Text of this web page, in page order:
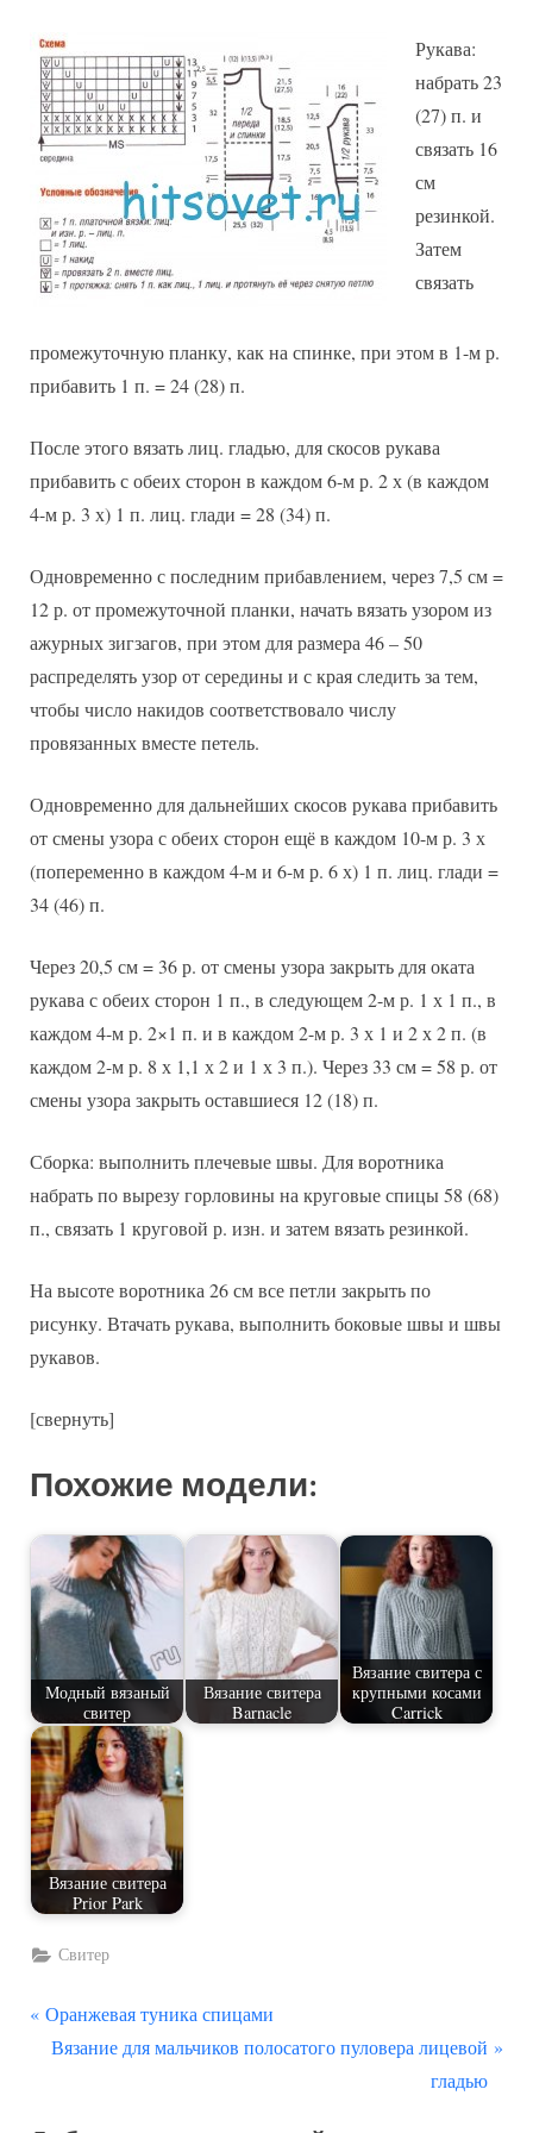
Рукава:
набрать 23
(27) п. и
связать 16
см
резинкой.
Затем
связать
промежуточную планку, как на спинке, при этом в 1-м р.
прибавить 1 п. = 24 (28) п.
После этого вязать лиц. гладью, для скосов рукава
прибавить с обеих сторон в каждом 6-м р. 2 х (в каждом
4-м р. 3 х) 1 п. лиц. глади = 28 (34) п.
Одновременно с последним прибавлением, через 7,5 см =
12 р. от промежуточной планки, начать вязать узором из
ажурных зигзагов, при этом для размера 46 – 50
распределять узор от середины и с края следить за тем,
чтобы число накидов соответствовало числу
провязанных вместе петель.
Одновременно для дальнейших скосов рукава прибавить
от смены узора с обеих сторон ещё в каждом 10-м р. 3 х
(попеременно в каждом 4-м и 6-м р. 6 х) 1 п. лиц. глади =
34 (46) п.
Через 20,5 см = 36 р. от смены узора закрыть для оката
рукава с обеих сторон 1 п., в следующем 2-м р. 1 х 1 п., в
каждом 4-м р. 2×1 п. и в каждом 2-м р. 3 х 1 и 2 х 2 п. (в
каждом 2-м р. 8 х 1,1 х 2 и 1 х 3 п.). Через 33 см = 58 р. от
смены узора закрыть оставшиеся 12 (18) п.
Сборка: выполнить плечевые швы. Для воротника
набрать по вырезу горловины на круговые спицы 58 (68)
п., связать 1 круговой р. изн. и затем вязать резинкой.
На высоте воротника 26 см все петли закрыть по
рисунку. Втачать рукава, выполнить боковые швы и швы
рукавов.
[свернуть]
Похожие модели:
Модный вязаный
свитер
Вязание свитера
Barnacle
Вязание свитера с
крупными косами
Carrick
Вязание свитера
Prior Park
Свитер
Навигация
записям
П
р
Оранжевая туника спицами
С
Вязание для мальчиков полосатого пуловера лицевой
гладью